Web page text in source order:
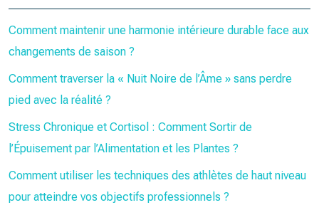
Comment maintenir une harmonie intérieure durable face aux
changements de saison ?
Comment traverser la « Nuit Noire de l’Âme » sans perdre
pied avec la réalité ?
Stress Chronique et Cortisol : Comment Sortir de
l’Épuisement par l’Alimentation et les Plantes ?
Comment utiliser les techniques des athlètes de haut niveau
pour atteindre vos objectifs professionnels ?